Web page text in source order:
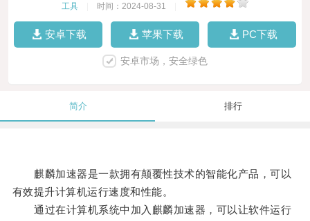
工具 时间：2024-08-31
安卓下载 苹果下载 PC下载
安卓市场，安全绿色
简介 排行
麒麟加速器是一款拥有颠覆性技术的智能化产品，可以
有效提升计算机运行速度和性能。
通过在计算机系统中加入麒麟加速器，可以让软件运行